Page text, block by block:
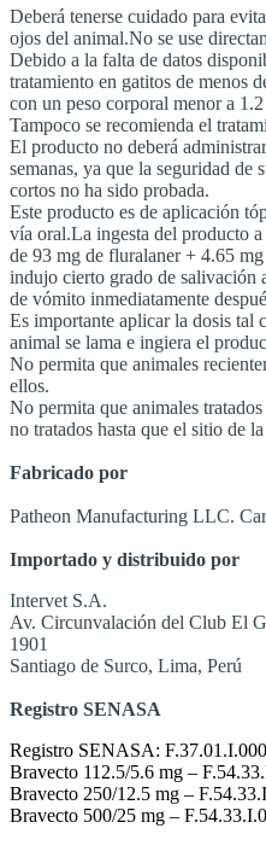
Deberá tenerse cuidado para
ojos del animal.No se use
Debido a la falta de datos
tratamiento en gatitos de menos
con un peso corporal menor a
Tampoco se recomienda el
El producto no deberá
semanas, ya que la seguridad de
cortos no ha sido probada.
Este producto es de aplicación
vía oral.La ingesta del producto
de 93 mg de fluralaner + 4.65
indujo cierto grado de salivación
de vómito inmediatamente
Es importante aplicar la dosis tal
animal se lama e ingiera el
No permita que animales
ellos.
No permita que animales
no tratados hasta que el sitio de
Fabricado por
Patheon Manufacturing LLC.
Importado y distribuido por
Intervet S.A.
Av. Circunvalación del Club El
1901
Santiago de Surco, Lima, Perú
Registro SENASA
Registro SENASA:
Bravecto 112.5/5.6 mg –
Bravecto 250/12.5 mg –
Bravecto 500/25 mg –